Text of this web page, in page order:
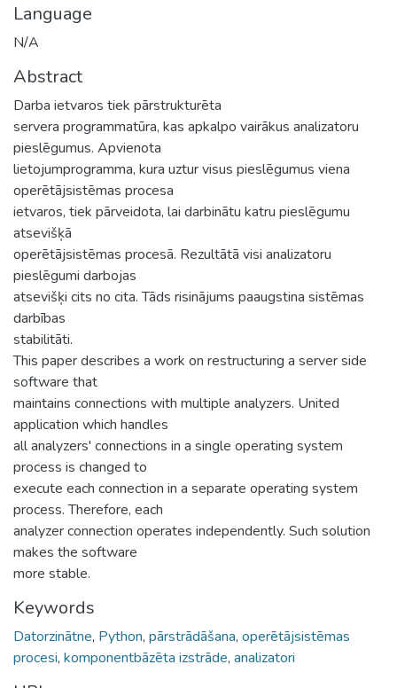
Language
N/A
Abstract
Darba ietvaros tiek pārstrukturēta
servera programmatūra, kas apkalpo vairākus analizatoru
pieslēgumus. Apvienota
lietojumprogramma, kura uztur visus pieslēgumus viena
operētājsistēmas procesa
ietvaros, tiek pārveidota, lai darbinātu katru pieslēgumu
atsevišķā
operētājsistēmas procesā. Rezultātā visi analizatoru
pieslēgumi darbojas
atsevišķi cits no cita. Tāds risinājums paaugstina sistēmas
darbības
stabilitāti.
This paper describes a work on restructuring a server side
software that
maintains connections with multiple analyzers. United
application which handles
all analyzers' connections in a single operating system
process is changed to
execute each connection in a separate operating system
process. Therefore, each
analyzer connection operates independently. Such solution
makes the software
more stable.
Keywords
Datorzinātne, Python, pārstrādāšana, operētājsistēmas
procesi, komponentbāzēta izstrāde, analizatori